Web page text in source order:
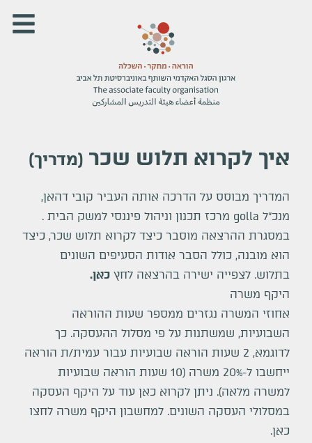
איך לקרוא תלוש שכר (מדריך)
המדריך מבוסס על הדרכה אותה העביר קובי דהאן,
מנכ"ל golla מרכז תכנון וניהול פיננסי למשק הבית .
במסגרת ההרצאה מוסבר כיצד לקרוא תלוש שכר, כיצד
הוא מובנה, כולל הסבר אודות הסעיפים השונים
בתלוש. לצפייה ישירה בהרצאה לחץ כאן.
היקף משרה
אחוזי המשרה נגזרים ממספר שעות ההוראה
השבועיות, שמשתנות על פי מסלול ההעסקה. כך
לדוגמא, 2 שעות הוראה שבועיות עבור עמית/ת הוראה
ייחשבו ל-20% משרה (10 שעות הוראה שבועיות
למשרה מלאה). ניתן לקרוא כאן עוד על היקף העסקה
במסלולי העסקה השונים. למחשבון היקף משרה לחצו
כאן.